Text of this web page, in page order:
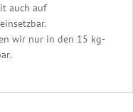
auch auf
wir nur in den 15 kg-